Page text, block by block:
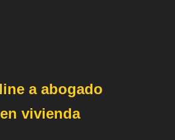
a abogado
vivienda